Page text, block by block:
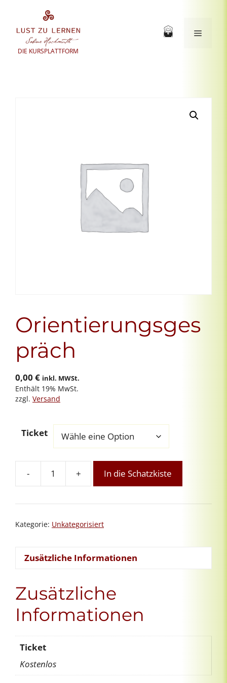
springen
DIE KURSPLATTFORM
Menü
Orientierungsges
präch
0,00 € inkl. MWSt.
Enthält 19% MwSt.
zzgl. Versand
Ticket
-
Orientierungsgespräch
+ In die Schatzkiste
Kategorie: Unkategorisiert
Zusätzliche Informationen
Zusätzliche
Informationen
Ticket
Kostenlos